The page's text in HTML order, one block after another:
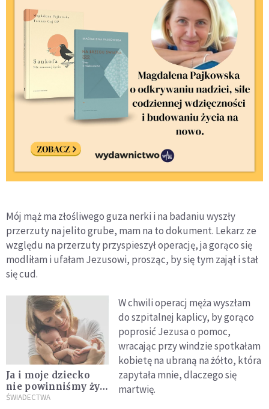
Mój mąż ma złośliwego guza nerki i na badaniu wyszły
przerzuty na jelito grube, mam na to dokument. Lekarz ze
względu na przerzuty przyspieszył operację, ja gorąco się
modliłam i ufałam Jezusowi, prosząc, by się tym zajął i stał
się cud.
Ja i moje dziecko
nie powinniśmy żyć
[ŚWIADECTWO]
ŚWIADECTWA
W chwili operacj męża wyszłam
do szpitalnej kaplicy, by gorąco
poprosić Jezusa o pomoc,
wracając przy windzie spotkałam
kobietę na ubraną na żółto, która
zapytała mnie, dlaczego się
martwię.